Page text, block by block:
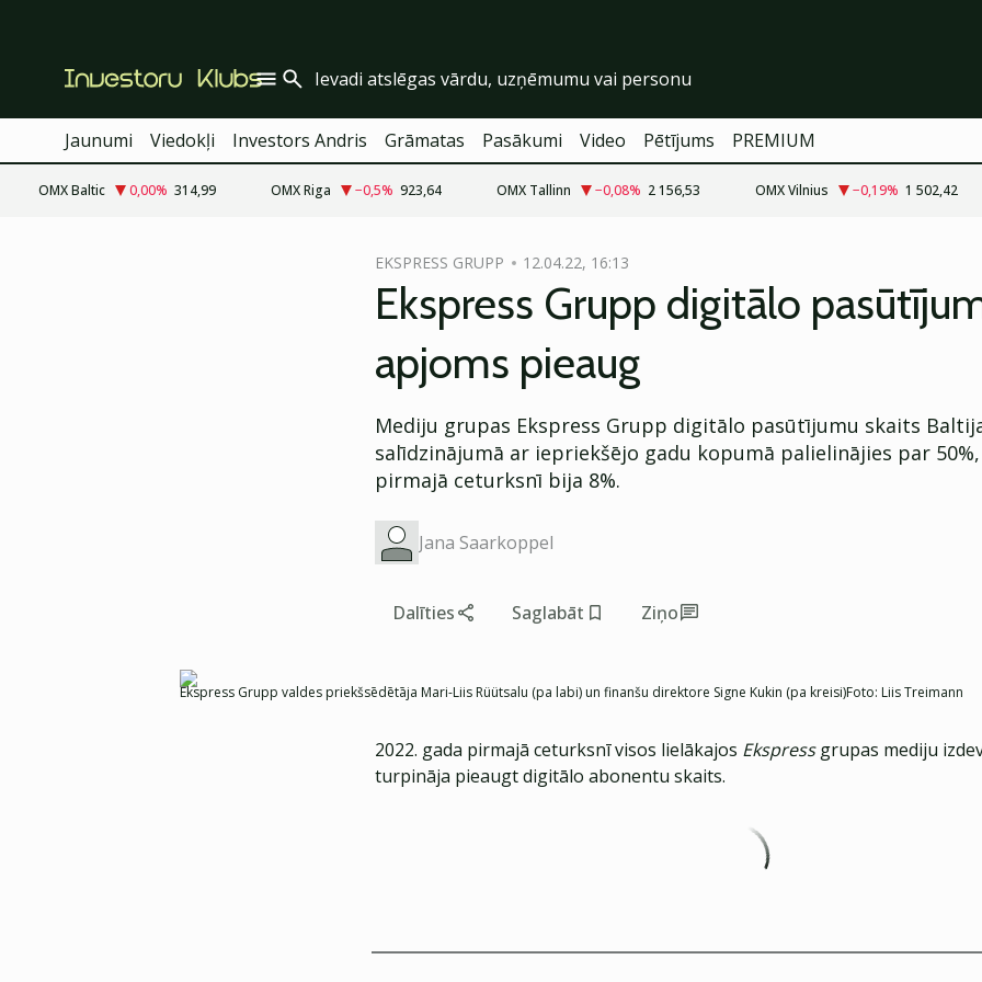
Jaunumi Viedokļi Investors Andris Grāmatas Pasākumi Video Pētījums PREMIUM
OMX Baltic 0,00% 314,99 OMX Riga −0,5% 923,64 OMX Tallinn −0,08% 2 156,53 OMX Vilnius −0,19% 1 502,42
EKSPRESS GRUPP 12.04.22, 16:13
Ekspress Grupp digitālo
apjoms pieaug
Mediju grupas Ekspress Grupp digitālo pasūtījumu skaits
salīdzinājumā ar iepriekšējo gadu kopumā palielinājies par
pirmajā ceturksnī bija 8%.
Jana Saarkoppel
Dalīties Saglabāt Ziņo
Ekspress Grupp valdes priekšsēdētāja Mari-Liis Rüütsalu (pa labi) un finanšu direktore Signe Kukin (pa kreisi)Foto: Liis Treimann
2022. gada pirmajā ceturksnī visos lielākajos Ekspressgrupas mediju
turpināja pieaugt digitālo abonentu skaits.